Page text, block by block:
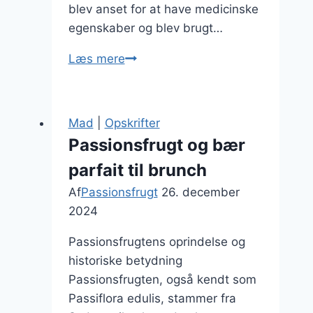
blev anset for at have medicinske
egenskaber og blev brugt…
Læs merePassionsfrugt
Mad Opskrifter
Passionsfrugt og bær
parfait til brunch
AfPassionsfrugt 26. december
2024
Passionsfrugtens oprindelse og
historiske betydning
Passionsfrugten, også kendt som
Passiflora edulis, stammer fra